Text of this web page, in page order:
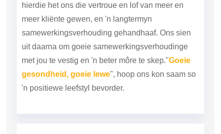
hierdie het ons die vertroue en lof van meer en
meer kliënte gewen, en 'n langtermyn
samewerkingsverhouding gehandhaaf. Ons sien
uit daarna om goeie samewerkingsverhoudinge
met jou te vestig en 'n beter môre te skep."Goeie
gesondheid, goeie lewe", hoop ons kon saam so
'n positiewe leefstyl bevorder.